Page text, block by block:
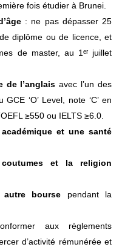
fois étudier à Brunei.
: ne pas dépasser 25
diplôme ou de licence, et
de master, au 1ᵉʳ juillet
de l’anglais avec l’un des
‘O’ Level, note ‘C’ en
≥550 ou IELTS ≥6.0.
et une santé
et la religion
bourse pendant la
aux règlements
d’activité rémunérée et